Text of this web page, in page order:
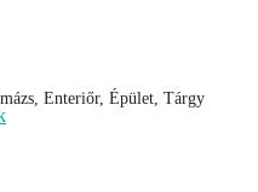
Enteriőr, Épület, Tárgy